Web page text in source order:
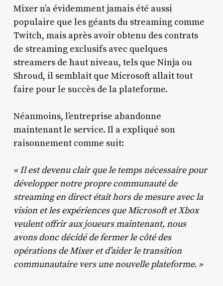
Mixer n’a évidemment jamais été aussi
populaire que les géants du streaming comme
Twitch, mais après avoir obtenu des contrats
de streaming exclusifs avec quelques
streamers de haut niveau, tels que Ninja ou
Shroud, il semblait que Microsoft allait tout
faire pour le succès de la plateforme.
Néanmoins, l’entreprise abandonne
maintenant le service. Il a expliqué son
raisonnement comme suit:
« Il est devenu clair que le temps nécessaire pour
développer notre propre communauté de
streaming en direct était hors de mesure avec la
vision et les expériences que Microsoft et Xbox
veulent offrir aux joueurs maintenant, nous
avons donc décidé de fermer le côté des
opérations de Mixer et d’aider le transition
communautaire vers une nouvelle plateforme. »